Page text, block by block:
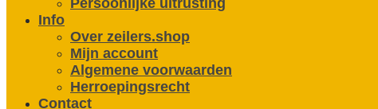
Persoonlijke uitrusting
Info
Over zeilers.shop
Mijn account
Algemene voorwaarden
Herroepingsrecht
Contact